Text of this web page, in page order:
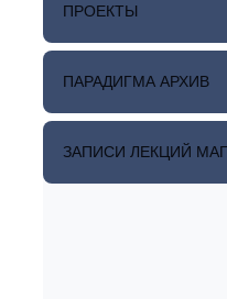
ПРОЕКТЫ
ПАРАДИГМА АРХИВ
ЗАПИСИ ЛЕКЦИЙ